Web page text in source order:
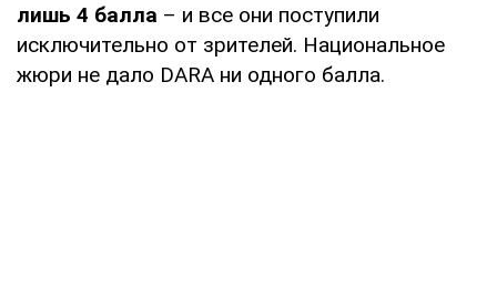
лишь 4 балла – и все они поступили
исключительно от зрителей. Национальное
жюри не дало DARA ни одного балла.